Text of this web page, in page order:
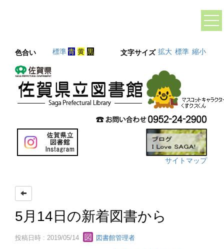
色合い 標準青 黄 黒 文字サイズ 拡大 標準 縮小
サイトマップ
5月14日の新着図書から
投稿日時 : 2019/05/14 図書館管理者